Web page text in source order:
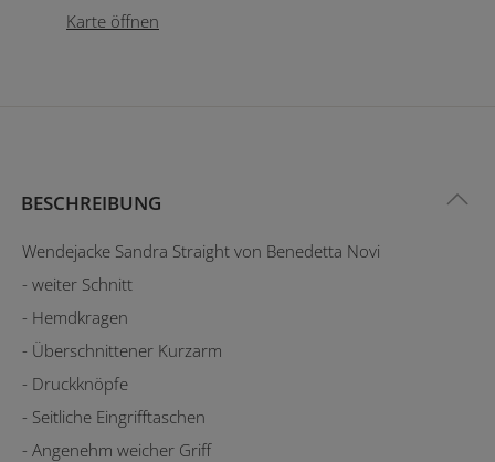
Karte öffnen
BESCHREIBUNG
Wendejacke Sandra Straight von Benedetta Novi
- weiter Schnitt
- Hemdkragen
- Überschnittener Kurzarm
- Druckknöpfe
- Seitliche Eingrifftaschen
- Angenehm weicher Griff